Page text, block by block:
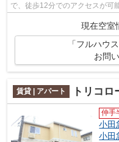
で、徒歩12分でのアクセスが可
す。魅力も多い賃貸物件はいか
現在空室
「フルハウ
お問
賃貸 | アパート トリコロ
仲手
小田
小田